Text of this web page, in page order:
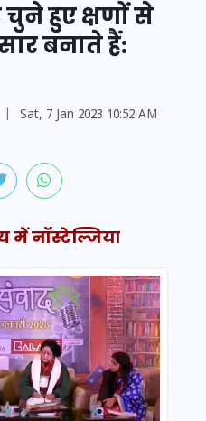
हुए क्षणों से
बनाते हैं:
Sat, 7 Jan 2023 10:52 AM
में नॉस्टेल्जिया